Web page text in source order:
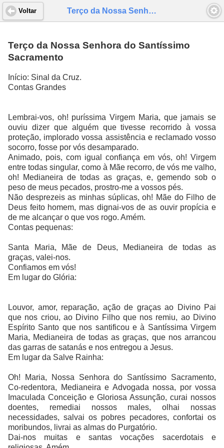
Terço da Nossa Senhora do Santíssimo Sacramento
Voltar
Terço da Nossa Senhora do Santíssimo
Sacramento
Início: Sinal da Cruz.
Contas Grandes
Lembrai-vos, oh! puríssima Virgem Maria, que jamais se
ouviu dizer que alguém que tivesse recorrido à vossa
proteção, implorado vossa assistência e reclamado vosso
socorro, fosse por vós desamparado.
Animado, pois, com igual confiança em vós, oh! Virgem
entre todas singular, como à Mãe recorro, de vós me valho,
oh! Medianeira de todas as graças, e, gemendo sob o
peso de meus pecados, prostro-me a vossos pés.
Não desprezeis as minhas súplicas, oh! Mãe do Filho de
Deus feito homem, mas dignai-vos de as ouvir propícia e
de me alcançar o que vos rogo. Amém.
Contas pequenas:
Santa Maria, Mãe de Deus, Medianeira de todas as
graças, valei-nos.
Confiamos em vós!
Em lugar do Glória:
Louvor, amor, reparação, ação de graças ao Divino Pai
que nos criou, ao Divino Filho que nos remiu, ao Divino
Espírito Santo que nos santificou e à Santíssima Virgem
Maria, Medianeira de todas as graças, que nos arrancou
das garras de satanás e nos entregou a Jesus.
Em lugar da Salve Rainha:
Oh! Maria, Nossa Senhora do Santíssimo Sacramento,
Co-redentora, Medianeira e Advogada nossa, por vossa
Imaculada Conceição e Gloriosa Assunção, curai nossos
doentes, remediai nossos males, olhai nossas
necessidades, salvai os pobres pecadores, confortai os
moribundos, livrai as almas do Purgatório.
Dai-nos muitas e santas vocações sacerdotais e